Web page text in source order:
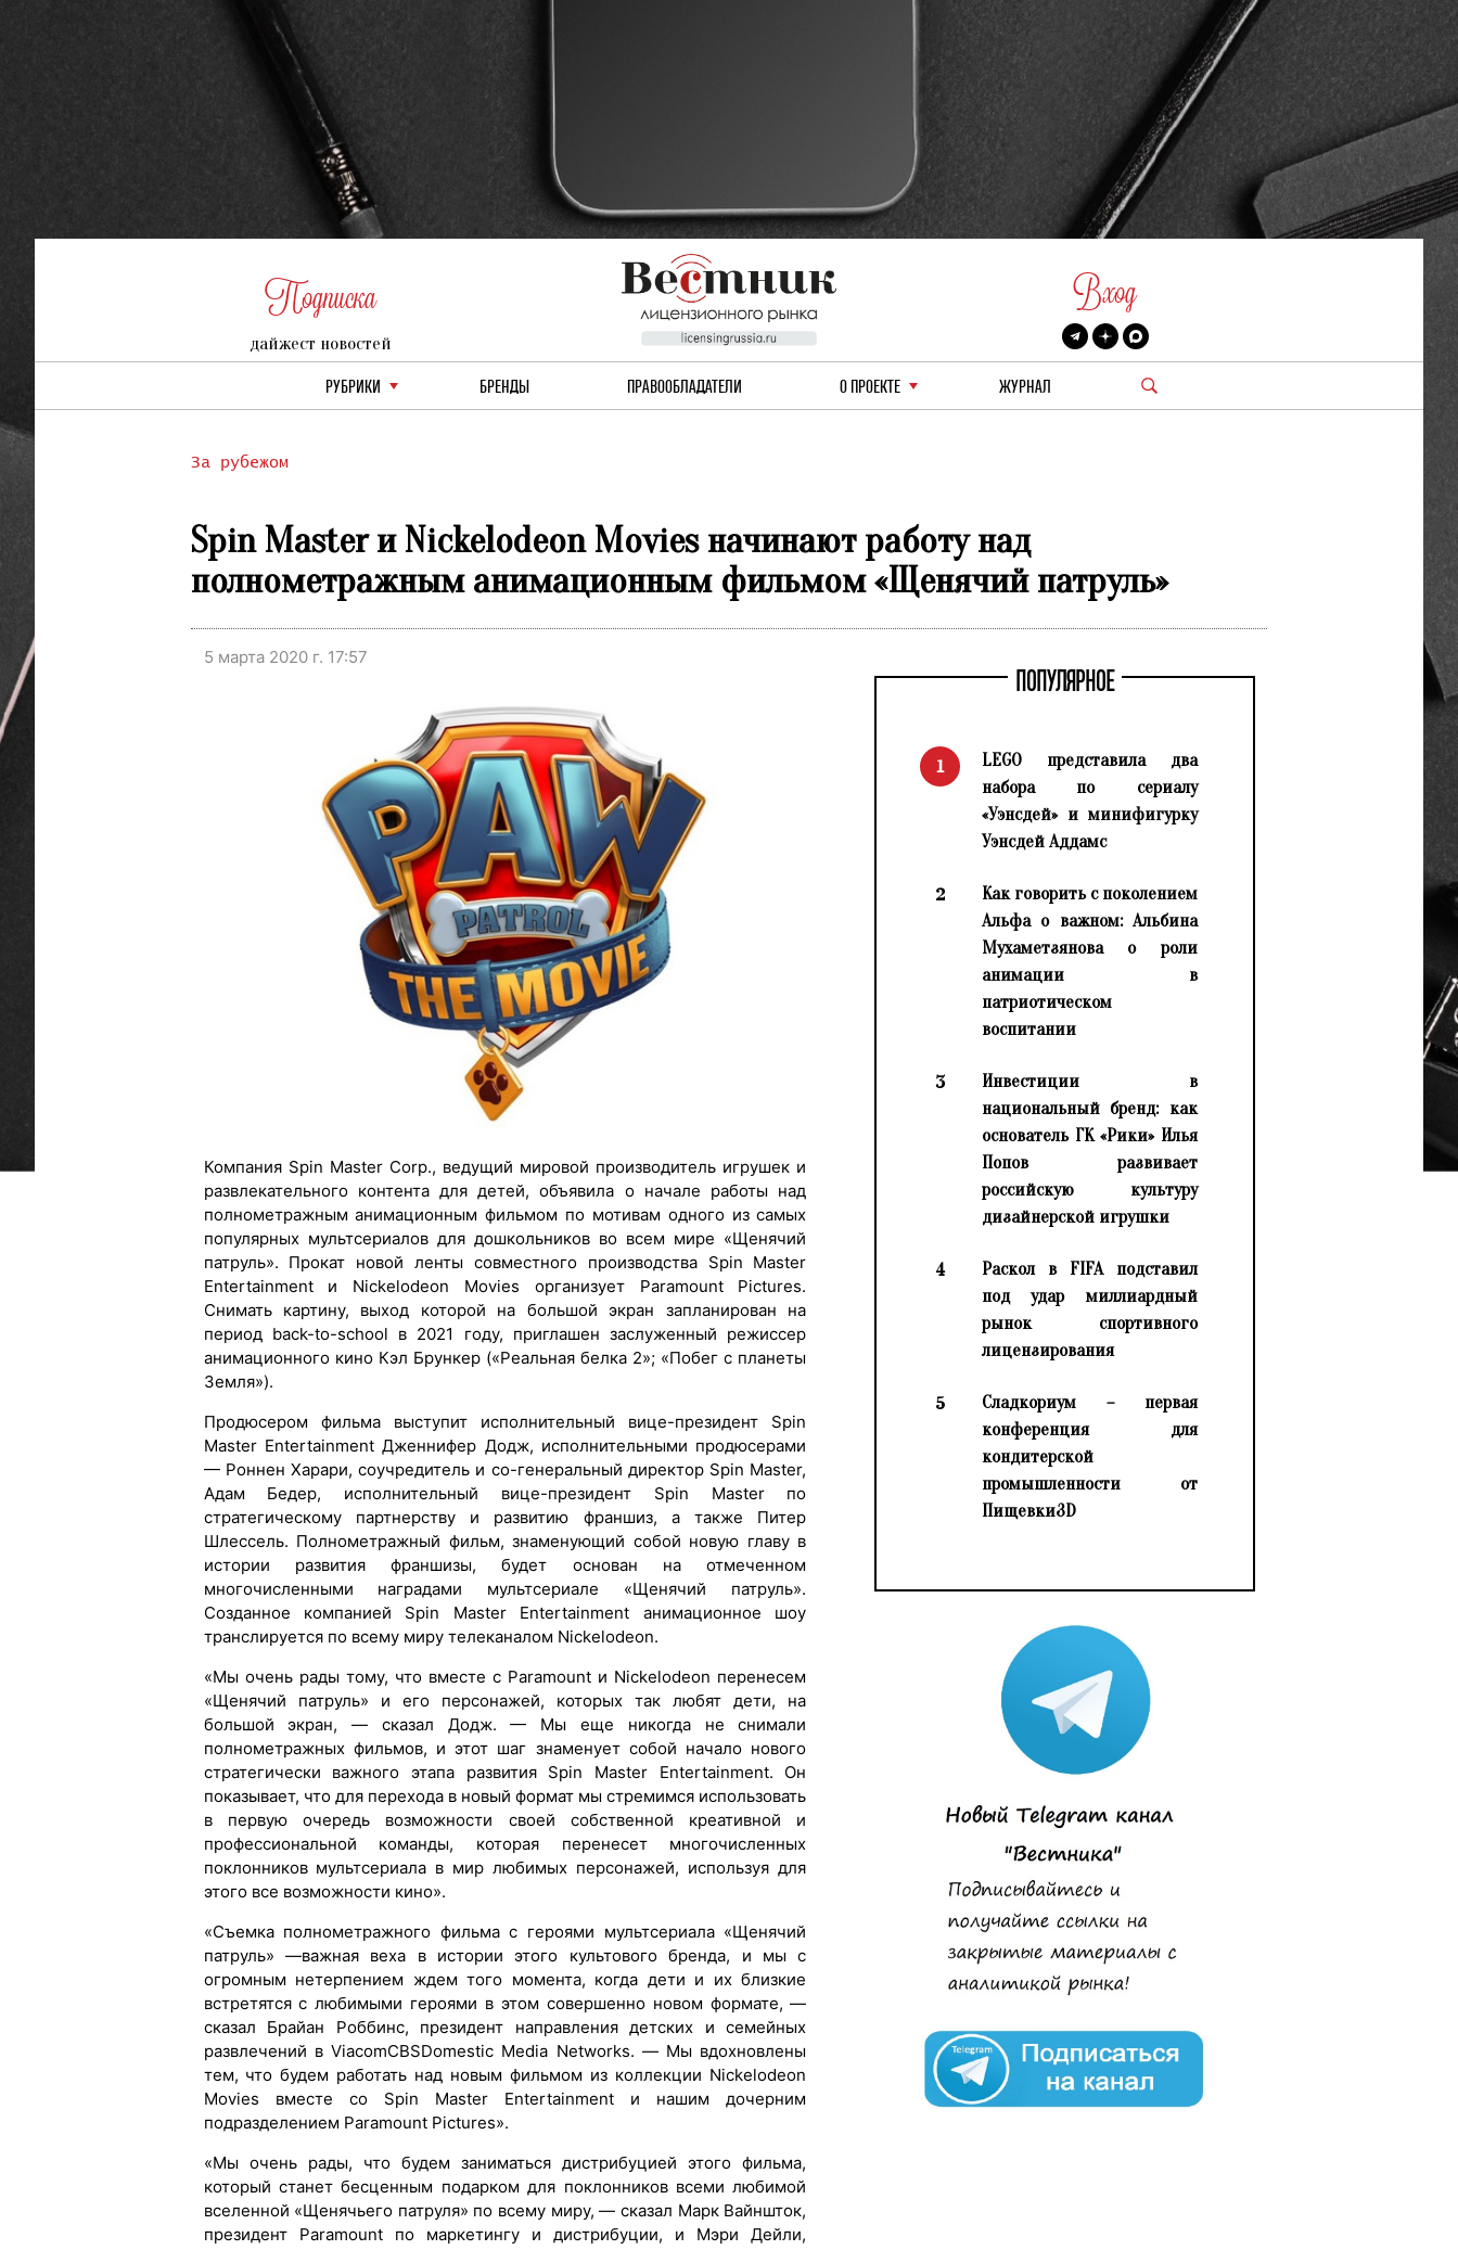
Подписка
дайжест новостей
Вход
РУБРИКИ БРЕНДЫ ПРАВООБЛАДАТЕЛИ О ПРОЕКТЕ ЖУРНАЛ
За рубежом
Spin Master и Nickelodeon Movies начинают работу над
полнометражным анимационным фильмом «Щенячий патруль»
5 марта 2020 г. 17:57
Компания Spin Master Corp., ведущий мировой производитель игрушек и
развлекательного контента для детей, объявила о начале работы над
полнометражным анимационным фильмом по мотивам одного из самых
популярных мультсериалов для дошкольников во всем мире «Щенячий
патруль». Прокат новой ленты совместного производства Spin Master
Entertainment и Nickelodeon Movies организует Paramount Pictures.
Снимать картину, выход которой на большой экран запланирован на
период back-to-school в 2021 году, приглашен заслуженный режиссер
анимационного кино Кэл Брункер («Реальная белка 2»; «Побег с планеты
Земля»).
Продюсером фильма выступит исполнительный вице-президент Spin
Master Entertainment Дженнифер Додж, исполнительными продюсерами
— Роннен Харари, соучредитель и со-генеральный директор Spin Master,
Адам Бедер, исполнительный вице-президент Spin Master по
стратегическому партнерству и развитию франшиз, а также Питер
Шлессель. Полнометражный фильм, знаменующий собой новую главу в
истории развития франшизы, будет основан на отмеченном
многочисленными наградами мультсериале «Щенячий патруль».
Созданное компанией Spin Master Entertainment анимационное шоу
транслируется по всему миру телеканалом Nickelodeon.
«Мы очень рады тому, что вместе с Paramount и Nickelodeon перенесем
«Щенячий патруль» и его персонажей, которых так любят дети, на
большой экран, — сказал Додж. — Мы еще никогда не снимали
полнометражных фильмов, и этот шаг знаменует собой начало нового
стратегически важного этапа развития Spin Master Entertainment. Он
показывает, что для перехода в новый формат мы стремимся использовать
в первую очередь возможности своей собственной креативной и
профессиональной команды, которая перенесет многочисленных
поклонников мультсериала в мир любимых персонажей, используя для
этого все возможности кино».
«Съемка полнометражного фильма с героями мультсериала «Щенячий
патруль» —важная веха в истории этого культового бренда, и мы с
огромным нетерпением ждем того момента, когда дети и их близкие
встретятся с любимыми героями в этом совершенно новом формате, —
сказал Брайан Роббинс, президент направления детских и семейных
развлечений в ViacomCBSDomestic Media Networks. — Мы вдохновлены
тем, что будем работать над новым фильмом из коллекции Nickelodeon
Movies вместе со Spin Master Entertainment и нашим дочерним
подразделением Paramount Pictures».
«Мы очень рады, что будем заниматься дистрибуцией этого фильма,
который станет бесценным подарком для поклонников всеми любимой
вселенной «Щенячьего патруля» по всему миру, — сказал Марк Вайншток,
президент Paramount по маркетингу и дистрибуции, и Мэри Дейли,
ПОПУЛЯРНОЕ
1
LEGO представила два
набора по сериалу
«Уэнсдей» и минифигурку
Уэнсдей Аддамс
2
Как говорить с поколением
Альфа о важном: Альбина
Мухаметзянова о роли
анимации в
патриотическом
воспитании
3
Инвестиции в
национальный бренд: как
основатель ГК «Рики» Илья
Попов развивает
российскую культуру
дизайнерской игрушки
4
Раскол в FIFA подставил
под удар миллиардный
рынок спортивного
лицензирования
5
Сладкориум – первая
конференция для
кондитерской
промышленности от
Пищевки3D